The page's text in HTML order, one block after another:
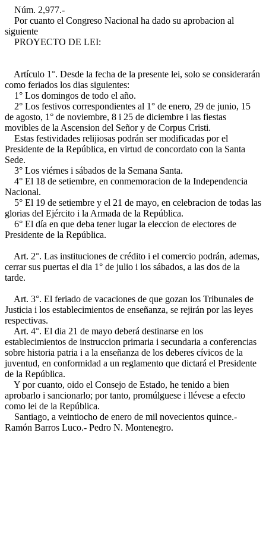
Núm. 2,977.-
Por cuanto el Congreso Nacional ha dado su aprobacion al
siguiente
PROYECTO DE LEI:
Artículo 1°. Desde la fecha de la presente lei, solo se considerarán
como feriados los dias siguientes:
1° Los domingos de todo el año.
2° Los festivos correspondientes al 1° de enero, 29 de junio, 15
de agosto, 1° de noviembre, 8 i 25 de diciembre i las fiestas
movibles de la Ascension del Señor y de Corpus Cristi.
Estas festividades relijiosas podrán ser modificadas por el
Presidente de la República, en virtud de concordato con la Santa
Sede.
3° Los viérnes i sábados de la Semana Santa.
4° El 18 de setiembre, en conmemoracion de la Independencia
Nacional.
5° El 19 de setiembre y el 21 de mayo, en celebracion de todas las
glorias del Ejército i la Armada de la República.
6° El día en que deba tener lugar la eleccion de electores de
Presidente de la República.
Art. 2°. Las instituciones de crédito i el comercio podrán, ademas,
cerrar sus puertas el dia 1° de julio i los sábados, a las dos de la
tarde.
Art. 3°. El feriado de vacaciones de que gozan los Tribunales de
Justicia i los establecimientos de enseñanza, se rejirán por las leyes
respectivas.
Art. 4°. El dia 21 de mayo deberá destinarse en los
establecimientos de instruccion primaria i secundaria a conferencias
sobre historia patria i a la enseñanza de los deberes cívicos de la
juventud, en conformidad a un reglamento que dictará el Presidente
de la República.
Y por cuanto, oido el Consejo de Estado, he tenido a bien
aprobarlo i sancionarlo; por tanto, promúlguese i llévese a efecto
como lei de la República.
Santiago, a veintiocho de enero de mil novecientos quince.-
Ramón Barros Luco.- Pedro N. Montenegro.